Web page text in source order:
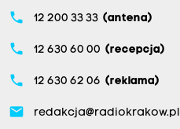
phone 12 200 33 33 (antena)
phone 12 630 60 00 (recepcja)
phone 12 630 62 06 (reklama)
email redakcja@radiokrakow.pl